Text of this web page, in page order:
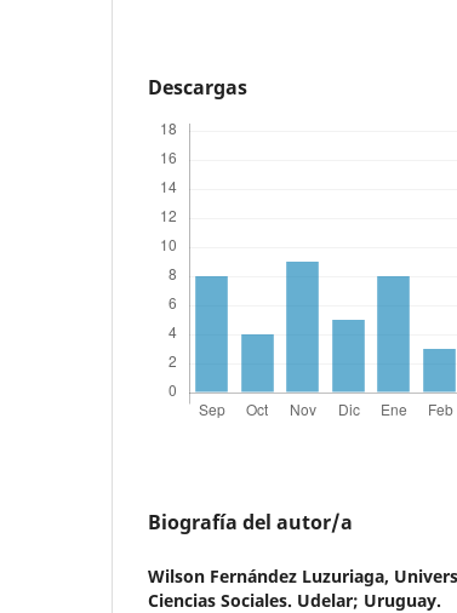
Descargas
Biografía del autor/a
Wilson Fernández Luzuriaga,
Ciencias Sociales. Udelar; Uruguay.